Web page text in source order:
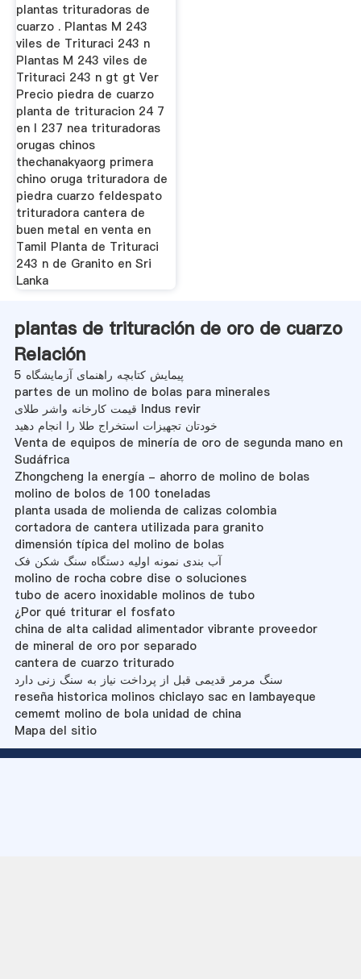
plantas trituradoras de
cuarzo . Plantas M 243
viles de Trituraci 243 n
Plantas M 243 viles de
Trituraci 243 n gt gt Ver
Precio piedra de cuarzo
planta de trituracion 24 7
en l 237 nea trituradoras
orugas chinos
thechanakyaorg primera
chino oruga trituradora de
piedra cuarzo feldespato
trituradora cantera de
buen metal en venta en
Tamil Planta de Trituraci
243 n de Granito en Sri
Lanka
plantas de trituración de oro de cuarzo
Relación
پیمایش کتابچه راهنمای آزمایشگاه 5
partes de un molino de bolas para minerales
قیمت کارخانه واشر طلای Indus revir
خودتان تجهیزات استخراج طلا را انجام دهید
Venta de equipos de minería de oro de segunda mano en
Sudáfrica
Zhongcheng la energía - ahorro de molino de bolas
molino de bolos de 100 toneladas
planta usada de molienda de calizas colombia
cortadora de cantera utilizada para granito
dimensión típica del molino de bolas
آب بندی نمونه اولیه دستگاه سنگ شکن فک
molino de rocha cobre dise o soluciones
tubo de acero inoxidable molinos de tubo
¿Por qué triturar el fosfato
china de alta calidad alimentador vibrante proveedor
de mineral de oro por separado
cantera de cuarzo triturado
سنگ مرمر قدیمی قبل از پرداخت نیاز به سنگ زنی دارد
reseña historica molinos chiclayo sac en lambayeque
cememt molino de bola unidad de china
Mapa del sitio